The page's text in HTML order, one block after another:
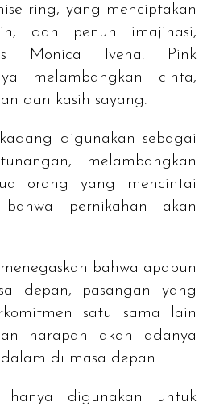
ring, yang menciptakan
dan penuh imajinasi,
Monica Ivena.
Pink
melambangkan cinta,
dan kasih sayang.
digunakan sebagai
melambangkan
orang yang mencintai
pernikahan akan
bahwa apapun
depan, pasangan yang
satu sama lain
harapan akan adanya
di masa depan.
digunakan untuk